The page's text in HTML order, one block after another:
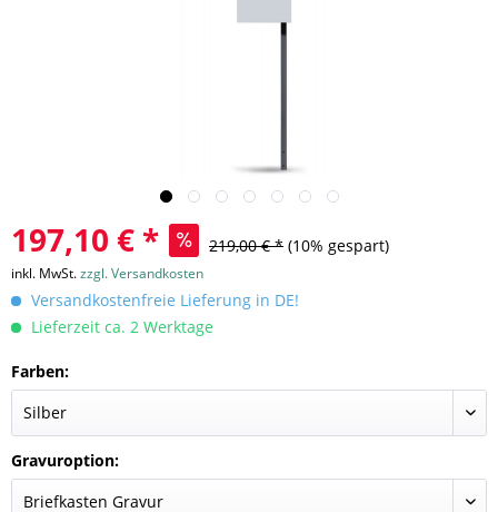
197,10 € * 219,00 € * (10% gespart)
inkl. MwSt.zzgl. Versandkosten
Versandkostenfreie Lieferung in DE!
Lieferzeit ca. 2 Werktage
Farben:
Gravuroption: